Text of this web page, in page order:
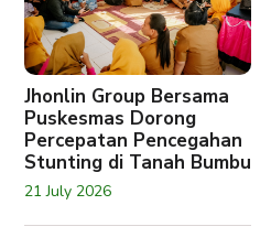
Jhonlin Group Bersama
Puskesmas Dorong
Percepatan Pencegahan
Stunting di Tanah Bumbu
21 July 2026